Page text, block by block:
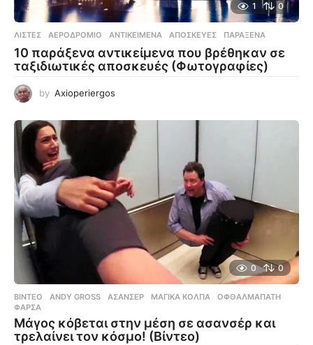
1 0
ΛΊΣΤΕΣ ΑΕΡΟΔΡΌΜΙΟ ,ΑΝΤΙΚΕΊΜΕΝΑ ,ΑΠΟΣΚΕΥΈΣ ,ΠΑΡΆΞΕΝΑ
10 παράξενα αντικείμενα που βρέθηκαν σε
ταξιδιωτικές αποσκευές (Φωτογραφίες)
by Axioperiergos
0 0
ΒΊΝΤΕΟ ANDY GROSS ,ΑΣΑΝΣΈΡ ,ΜΑΓΙΚΆ ΚΌΛΠΑ ,ΟΦΘΑΛΜΑΠΆΤΗ
ΦΆΡΣΑ
Μάγος κόβεται στην μέση σε ασανσέρ και
τρελαίνει τον κόσμο! (Βίντεο)